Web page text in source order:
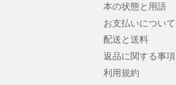
本の状態と用語
お支払いについて
配送と送料
返品に関する事項
利用規約